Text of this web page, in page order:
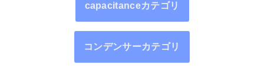
capacitanceカテゴリ
コンデンサーカテゴリ